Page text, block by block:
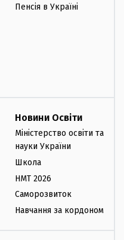
Пенсія в Україні
Новини Освіти
Міністерство освіти та
науки України
Школа
НМТ 2026
Саморозвиток
Навчання за кордоном